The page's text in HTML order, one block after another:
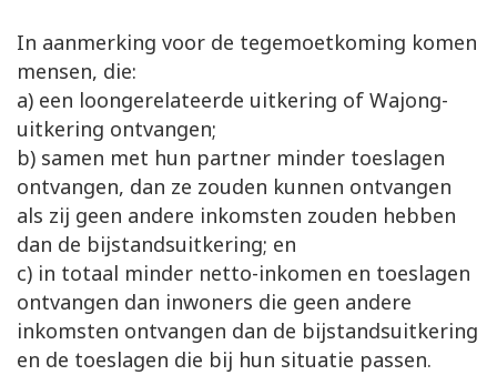
In aanmerking voor de tegemoetkoming komen
mensen, die:
a) een loongerelateerde uitkering of Wajong-
uitkering ontvangen;
b) samen met hun partner minder toeslagen
ontvangen, dan ze zouden kunnen ontvangen
als zij geen andere inkomsten zouden hebben
dan de bijstandsuitkering; en
c) in totaal minder netto-inkomen en toeslagen
ontvangen dan inwoners die geen andere
inkomsten ontvangen dan de bijstandsuitkering
en de toeslagen die bij hun situatie passen.